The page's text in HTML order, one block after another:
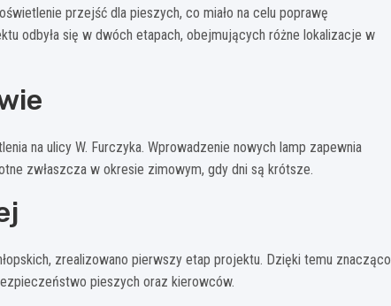
przejść dla pieszych, co miało na celu poprawę
odbyła się w dwóch etapach, obejmujących różne lokalizacje w
na ulicy W. Furczyka. Wprowadzenie nowych lamp zapewnia
zwłaszcza w okresie zimowym, gdy dni są krótsze.
zrealizowano pierwszy etap projektu. Dzięki temu znacząco
pieszych oraz kierowców.